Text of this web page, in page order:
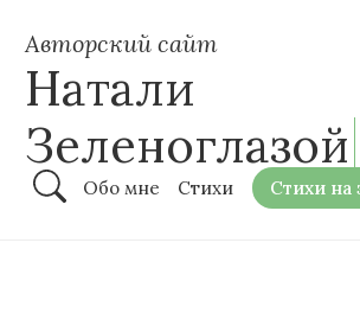
Авторский сайт
Натали
Зеленоглазой
Обо мне Стихи Стихи на